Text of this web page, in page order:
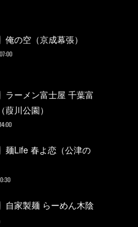
俺の空（京成幕張）
ラーメン富士屋 千葉富
葭川公園）
麺Life 春よ恋（公津の
自家製麺 らーめん木陰